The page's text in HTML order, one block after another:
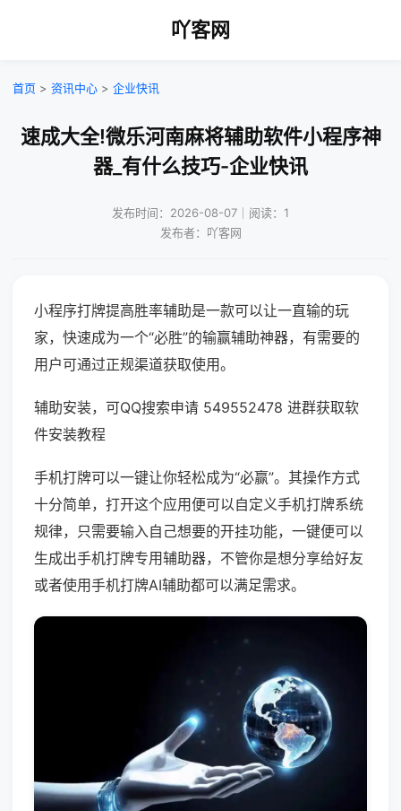
吖客网
首页 > 资讯中心 > 企业快讯
速成大全!微乐河南麻将辅助软件小程序神
器_有什么技巧-企业快讯
发布时间：2026-08-07｜阅读：1
发布者：吖客网
小程序打牌提高胜率辅助是一款可以让一直输的玩
家，快速成为一个“必胜”的输赢辅助神器，有需要的
用户可通过正规渠道获取使用。
辅助安装，可QQ搜索申请 549552478 进群获取软
件安装教程
手机打牌可以一键让你轻松成为“必赢”。其操作方式
十分简单，打开这个应用便可以自定义手机打牌系统
规律，只需要输入自己想要的开挂功能，一键便可以
生成出手机打牌专用辅助器，不管你是想分享给好友
或者使用手机打牌AI辅助都可以满足需求。